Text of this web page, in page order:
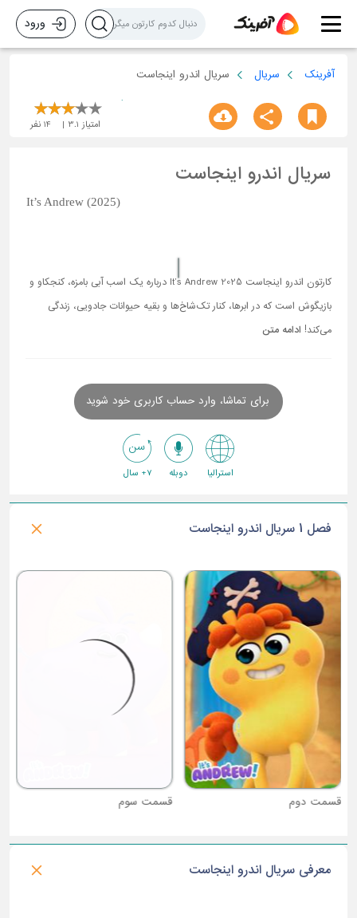
ورود
آفرینک سریال سریال اندرو اینجاست
امتیاز 3.1
14 نفر
سریال اندرو اینجاست
It’s Andrew (2025)
کارتون اندرو اینجاست It’s Andrew 2025 درباره یک اسب آبی بامزه، کنجکاو و
بازیگوش است که در ابرها، کنار تک‌شاخ‌ها و بقیه حیوانات جادویی، زندگی
می‌کند! ادامه متن
برای تماشا، وارد حساب کاربری خود شوید
استرالیا دوبله 7+ سال
فصل 1 سریال اندرو اینجاست
قسمت دوم قسمت سوم
معرفی سریال اندرو اینجاست